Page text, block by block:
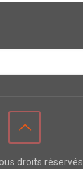
droits réservés.